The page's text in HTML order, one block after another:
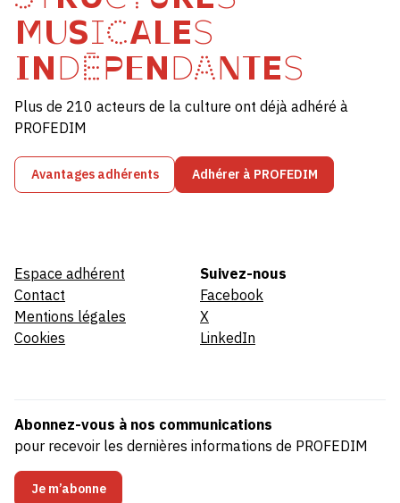
MUSICALES
INDÉPENDANTES
Plus de 210 acteurs de la culture ont déjà adhéré à
PROFEDIM
Avantages adhérents Adhérer à PROFEDIM
Espace adhérent
Contact
Mentions légales
Cookies
Suivez-nous
Facebook
X
LinkedIn
Abonnez-vous à nos communications
pour recevoir les dernières informations de PROFEDIM
Je m’abonne